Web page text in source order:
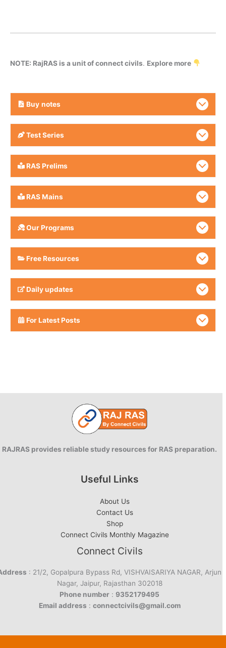
NOTE: RajRAS is a unit of connect civils. Explore more
Buy notes
Test Series
RAS Prelims
RAS Mains
Our Programs
Free Resources
Daily updates
For Latest Posts
RAJRAS provides reliable study resources for RAS preparation.
Useful Links
About Us
Contact Us
Shop
Connect Civils Monthly Magazine
Connect Civils
: 21/2, Gopalpura Bypass Rd, VISHVAISARIYA NAGAR, Arjun
Nagar, Jaipur, Rajasthan 302018
Phone number : 9352179495
Email address : connectcivils@gmail.com